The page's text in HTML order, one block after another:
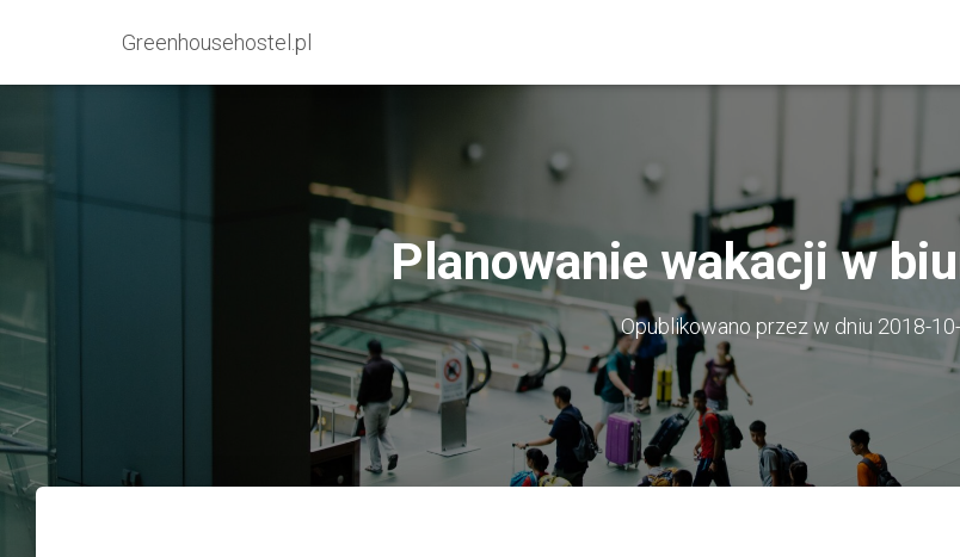
Greenhousehostel.pl
Planowanie wakacji w
Opublikowano przez w dniu 2018-